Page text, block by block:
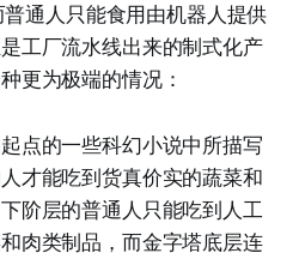
通人只能食用由机器人提供
工厂流水线出来的制式化产
更为极端的情况：
点的一些科幻小说中所描写
才能吃到货真价实的蔬菜和
阶层的普通人只能吃到人工
肉类制品，而金字塔底层连